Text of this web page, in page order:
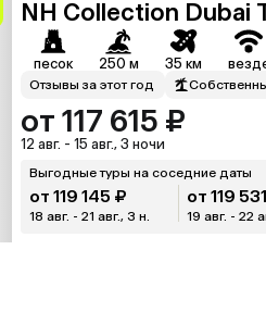
NH Collection Dubai
песок 250 м 35 км
Отзывы за этот год
от 117 615 ₽
12 авг. - 15 авг., 3 ночи
Выгодные туры на соседние даты
от 119 145 ₽
18 авг. - 21 авг., 3 н.
от 119
19 авг. - 22